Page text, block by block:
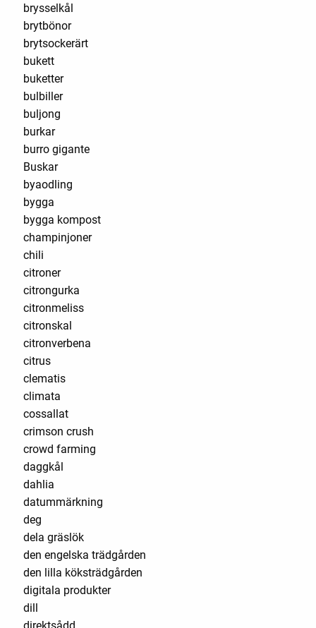
brysselkål
brytbönor
brytsockerärt
bukett
buketter
bulbiller
buljong
burkar
burro gigante
Buskar
byaodling
bygga
bygga kompost
champinjoner
chili
citroner
citrongurka
citronmeliss
citronskal
citronverbena
citrus
clematis
climata
cossallat
crimson crush
crowd farming
daggkål
dahlia
datummärkning
deg
dela gräslök
den engelska trädgården
den lilla köksträdgården
digitala produkter
dill
direktsådd